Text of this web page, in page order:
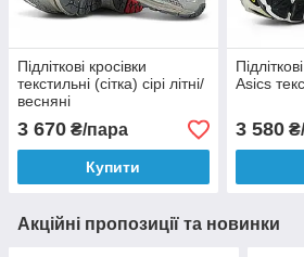
Підліткові кросівки
текстильні (сітка) сірі літні/
весняні
3 670 ₴/пара
Купити
Asics
3 580₴/
Акційні пропозиції та новинки